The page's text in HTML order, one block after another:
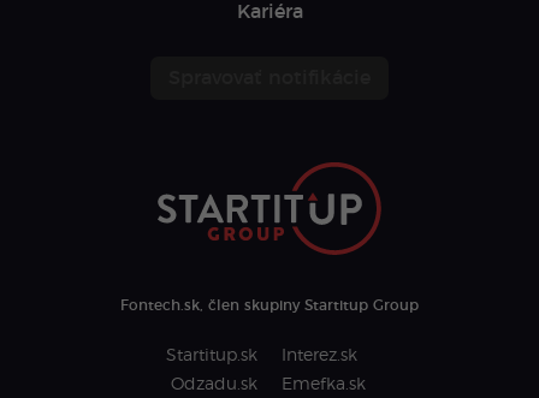
Kariéra
Fontech.sk, člen skupiny Startitup Group
Startitup.sk
Odzadu.sk
Interez.sk
Emefka.sk